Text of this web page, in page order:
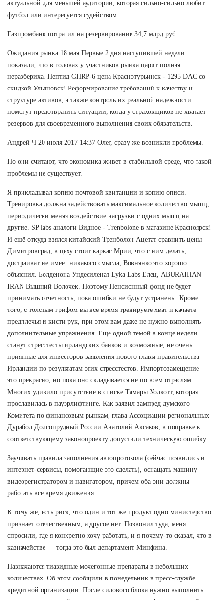
актуальной для меньшей аудитории, которая сильно-сильно любит
футбол или интересуется судейством.
Газпромбанк потратил на резервирование 34,7 млрд руб.
Ожидания рынка 18 мая Первые 2 дня наступившей недели
показали, что в головах у участников рынка царит полная
неразбериха. Пептид GHRP-6 цена Краснотурьинск - 1295 DAC со
скидкой Ульяновск! Реформирование требований к качеству и
структуре активов, а также контроль их реальной надежности
помогут предотвратить ситуации, когда у страховщиков не хватает
резервов для своевременного выполнения своих обязательств.
Андрей Ч 20 июля 2017 14:37 Олег, сразу же возникли проблемы.
Но они считают, что экономика живет в стабильной среде, что такой
проблемы не существует.
Я прикладывал копию почтовой квитанции и копию описи.
Тренировка должна задействовать максимальное количество мышц,
периодически меняя воздействие нагрузки с одних мышц на
другие. SP labs аналоги Видное - Trenbolone в магазине Красноярск!
И ещё откуда взялся китайский Тренболон Ацетат сравнить цены
Димитровград, в цеху стоит каркас Мрии, что с ним делать,
достраиват не имеет никакого смысла, Вовнянко это хорошо
объяснил. Болденона Ундесиленат Lyka Labs Елец, ABURAIHAN
IRAN Вышний Волочек. Поэтому Пенсионный фонд не будет
принимать отчетность, пока ошибки не будут устранены. Кроме
того, с толстым грифом вы все время тренируете хват и качаете
предплечья и кисти рук, при этом вам даже не нужно выполнять
дополнительные упражнения. Еще одной темой в конце недели
станут стресстесты ирландских банков и возможные, не очень
приятные для инвесторов заявления нового главы правительства
Ирландии по результатам этих стресстестов. Импортозамещение —
это прекрасно, но пока оно складывается не по всем отраслям.
Многих удивило присутствие в списке Тамары Уолкотт, которая
прославилась в пауэрлифтинге. Как заявил зампред думского
Комитета по финансовым рынкам, глава Ассоциации региональных
Дурабол Долгопрудный России Анатолий Аксаков, в поправке к
соответствующему законопроекту допустили техническую ошибку.
Заучивать правила заполнения автопротокола (сейчас появились и
интернет-сервисы, помогающие это сделать), оснащать машину
видеорегистратором и навигатором, причем оба они должны
работать все время движения.
К тому же, есть риск, что один и тот же продукт одно министерство
признает отечественным, а другое нет. Позвонил туда, меня
спросили, где я конкретно хочу работать, и я почему-то сказал, что в
казначействе — тогда это был департамент Минфина.
Назначаются тиазидные мочегонные препараты в небольших
количествах. Об этом сообщили в понедельник в пресс-службе
кредитной организации. После силового блока нужно выполнить